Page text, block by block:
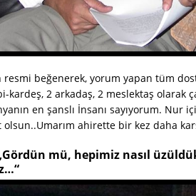
resmi beğenerek, yorum yapan tüm
2 arkadaş, 2 meslektaş olarak
en şanslı İnsanı sayıyorum. Nur
ahirette bir kez daha
mü, hepimiz nasıl